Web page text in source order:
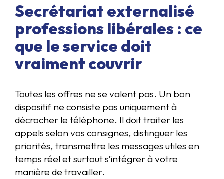
Secrétariat externalisé
professions libérales : ce
que le service doit
vraiment couvrir
Toutes les offres ne se valent pas. Un bon
dispositif ne consiste pas uniquement à
décrocher le téléphone. Il doit traiter les
appels selon vos consignes, distinguer les
priorités, transmettre les messages utiles en
temps réel et surtout s’intégrer à votre
manière de travailler.